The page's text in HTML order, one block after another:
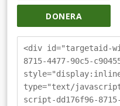
DONERA
<div id="targetaid-
8715-4477-90c5-
type="text/
script-dd176f96-